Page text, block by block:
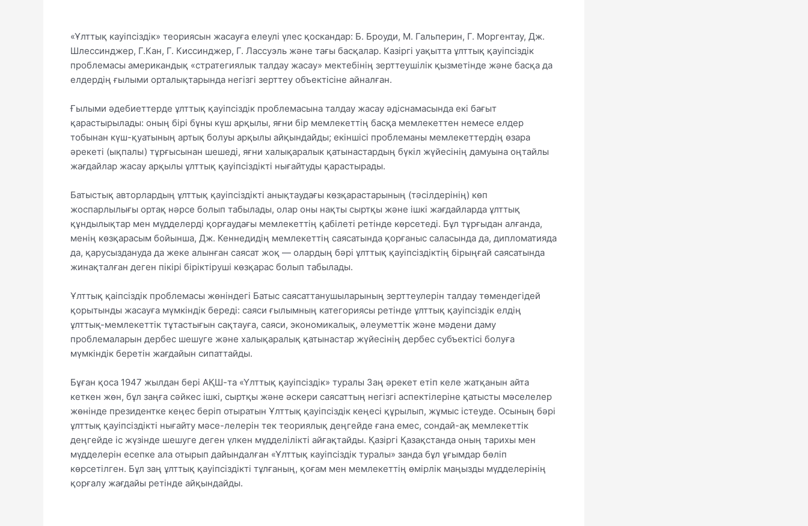
«Ұлттық кауіпсіздік» теориясын жасауға елеулі үлес қоскандар: Б. Броуди, М. Гальперин, Г. Моргентау, Дж.
Шлессинджер, Г.Кан, Г. Киссинджер, Г. Лассуэль және тағы басқалар. Казіргі уақытта ұлттық қауіпсіздік
проблемасы американдық «стратегиялык талдау жасау» мектебінің зерттеушілік қызметінде және басқа да
елдердің ғылыми орталықтарында негізгі зерттеу объектісіне айналған.
Ғылыми әдебиеттерде ұлттық қауіпсіздік проблемасына талдау жасау әдіснамасында екі бағыт
қарастырылады: оның бірі бұны күш арқылы, яғни бір мемлекеттің басқа мемлекеттен немесе елдер
тобынан күш-қуатының артық болуы арқылы айқындайды; екіншісі проблеманы мемлекеттердің өзара
әрекеті (ықпалы) тұрғысынан шешеді, яғни халықаралык қатынастардың бүкіл жүйесінің дамуына оңтайлы
жағдайлар жасау арқылы ұлттық қауіпсіздікті нығайтуды қарастырады.
Батыстық авторлардың ұлттық қауіпсіздікті анықтаудағы көзқарастарының (тәсілдерінің) көп
жоспарлылығы ортақ нәрсе болып табылады, олар оны нақты сыртқы және ішкі жағдайларда ұлттық
құндылықтар мен мүдделерді қорғаудағы мемлекеттің қабілеті ретінде көрсетеді. Бұл тұрғыдан алғанда,
менің көзқарасым бойынша, Дж. Кеннедидің мемлекеттің саясатында қорғаныс саласында да, дипломатияда
да, қарусыздануда да жеке алынған саясат жоқ — олардың бәрі ұлттық қауіпсіздіктің бірыңғай саясатында
жинақталған деген пікірі біріктіруші көзқарас болып табылады.
Ұлттық қаіпсіздік проблемасы жөніндегі Батыс саясаттанушыларының зерттеулерін талдау төмендегідей
қорытынды жасауға мүмкіндік береді: саяси ғылымның категориясы ретінде ұлттық қауіпсіздік елдің
ұлттық-мемлекеттік тұтастығын сақтауға, саяси, экономикалық, әлеуметтік және мәдени даму
проблемаларын дербес шешуге және халықаралық қатынастар жүйесінің дербес субъектісі болуға
мүмкіндік беретін жағдайын сипаттайды.
Бұған қоса 1947 жылдан бері АҚШ-та «Үлттық қауіпсіздік» туралы Заң әрекет етіп келе жатқанын айта
кеткен жөн, бұл заңға сәйкес ішкі, сыртқы және әскери саясаттың негізгі аспектілеріне қатысты мәселелер
жөнінде президентке кеңес беріп отыратын Ұлттық қауіпсіздік кеңесі құрылып, жұмыс істеуде. Осының бәрі
ұлттық қауіпсіздікті нығайту мәсе-лелерін тек теориялық деңгейде ғана емес, сондай-ақ мемлекеттік
деңгейде іс жүзінде шешуге деген үлкен мүдделілікті айғақтайды. Қазіргі Қазақстанда оның тарихы мен
мүдделерін есепке ала отырып дайындалған «Ұлттық кауіпсіздік туралы» занда бұл ұғымдар бөліп
көрсетілген. Бұл заң ұлттық қауіпсіздікті тұлғаның, қоғам мен мемлекеттің өмірлік маңызды мүдделерінің
қорғалу жағдайы ретінде айқындайды.